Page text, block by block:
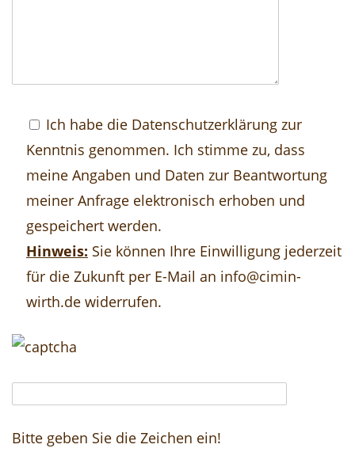
Ich habe die Datenschutzerklärung zur
Kenntnis genommen. Ich stimme zu, dass
meine Angaben und Daten zur Beantwortung
meiner Anfrage elektronisch erhoben und
gespeichert werden.
Hinweis: Sie können Ihre Einwilligung jederzeit
für die Zukunft per E-Mail an info@cimin-
wirth.de widerrufen.
Bitte geben Sie die Zeichen ein!